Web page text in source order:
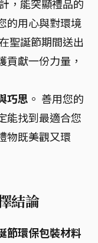
，能突顯禮品的
的用心與對環境
聖誕節期間送出
貢獻一份力量，
巧思 。 善用您的
能找到最適合您
物既美觀又環
結論
節環保包裝材料